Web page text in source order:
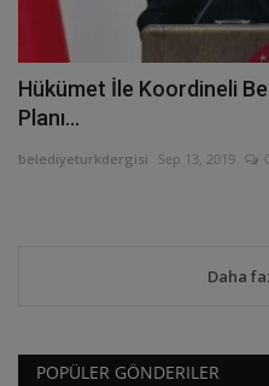
Hükümet İle Koordineli
Planı...
belediyeturkdergisi Sep 13, 2019
Daha
POPÜLER GÖNDERILER